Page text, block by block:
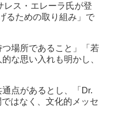
レス・エレーラ氏が登
るための取り組み」で
場所であること」「若
な思い入れも明かし、
点があるとし、「Dr.
はなく、文化的メッセ